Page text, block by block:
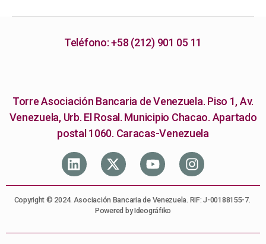
Teléfono: +58 (212) 901 05 11
Torre Asociación Bancaria de Venezuela. Piso 1, Av.
Venezuela, Urb. El Rosal. Municipio Chacao. Apartado
postal 1060. Caracas-Venezuela
Copyright © 2024. Asociación Bancaria de Venezuela. RIF: J-00188155-7.
Powered by Ideográfiko